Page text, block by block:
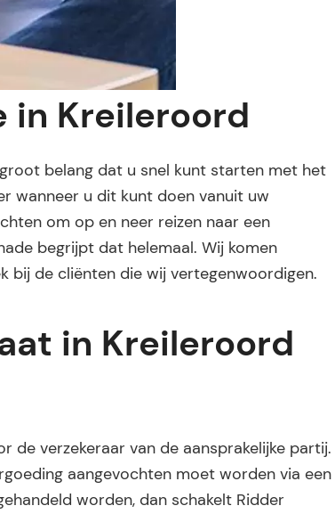
in Kreileroord
belang dat u snel kunt starten met het
wanneer u dit kunt doen vanuit uw
om op en neer reizen naar een
begrijpt dat helemaal. Wij komen
bij de cliënten die wij vertegenwoordigen.
in Kreileroord
de verzekeraar van de aansprakelijke partij.
aangevochten moet worden via een
worden, dan schakelt Ridder